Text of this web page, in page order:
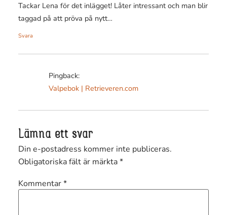
Tackar Lena för det inlägget! Låter intressant och man blir
taggad på att pröva på nytt…
Svara
Pingback:
Valpebok | Retrieveren.com
Lämna ett svar
Din e-postadress kommer inte publiceras.
Obligatoriska fält är märkta*
Kommentar*